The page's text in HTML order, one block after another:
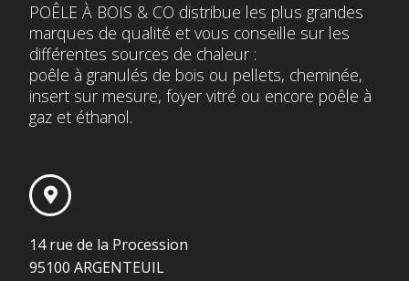
POÊLE À BOIS & CO distribue les plus grandes
marques de qualité et vous conseille sur les
différentes sources de chaleur :
poêle à granulés de bois ou pellets, cheminée,
insert sur mesure, foyer vitré ou encore poêle à
gaz et éthanol.
14 rue de la Procession
95100 ARGENTEUIL